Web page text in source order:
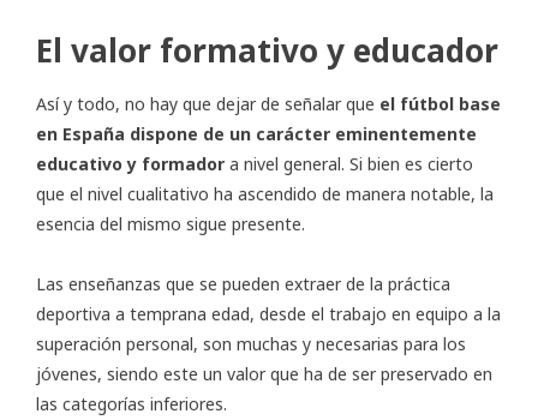
El valor formativo y educador
Así y todo, no hay que dejar de señalar que el fútbol base
en España dispone de un carácter eminentemente
educativo y formador a nivel general. Si bien es cierto
que el nivel cualitativo ha ascendido de manera notable, la
esencia del mismo sigue presente.
Las enseñanzas que se pueden extraer de la práctica
deportiva a temprana edad, desde el trabajo en equipo a la
superación personal, son muchas y necesarias para los
jóvenes, siendo este un valor que ha de ser preservado en
las categorías inferiores.